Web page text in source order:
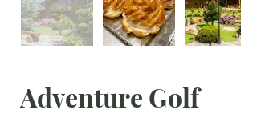
Adventure Golf